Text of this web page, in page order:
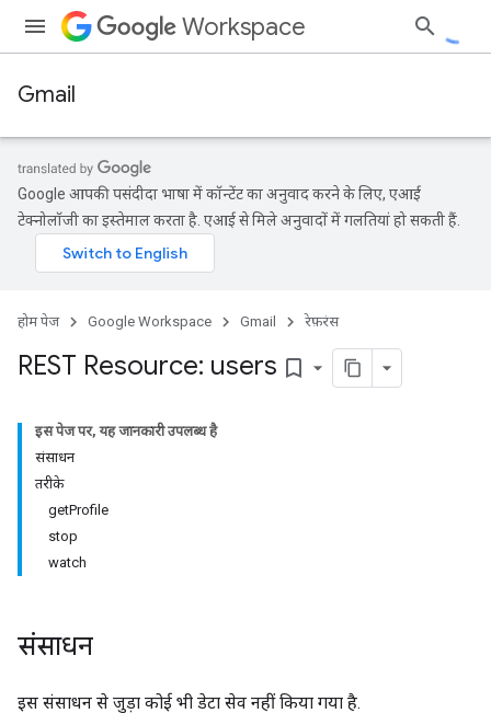
Workspace
Gmail
Google आपकी पसंदीदा भाषा में कॉन्टेंट का अनुवाद करने के लिए, एआई
टेक्नोलॉजी का इस्तेमाल करता है. एआई से मिले अनुवादों में गलतियां हो सकती हैं.
होम पेज Google Workspace Gmail रेफ़रंस
REST Resource: users bookmark_border
इस पेज पर, यह जानकारी उपलब्ध है
संसाधन
तरीके
getProfile
stop
watch
संसाधन
इस संसाधन से जुड़ा कोई भी डेटा सेव नहीं किया गया है.